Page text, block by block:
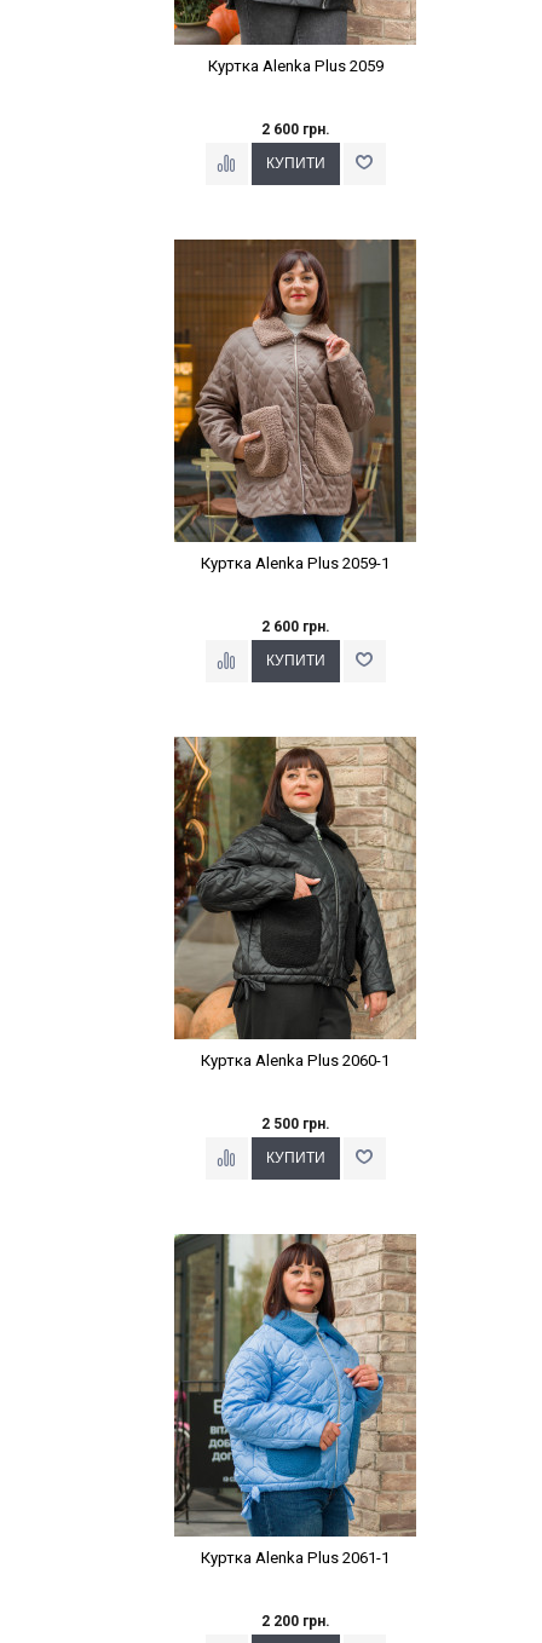
Куртка Alenka Plus 2059
2 600 грн.
Наклейки Варіант з %
Куртка Alenka Plus 2059-1
2 600 грн.
Наклейки Варіант з %
Куртка Alenka Plus 2060-1
2 500 грн.
Наклейки Варіант з %
Куртка Alenka Plus 2061-1
2 200 грн.